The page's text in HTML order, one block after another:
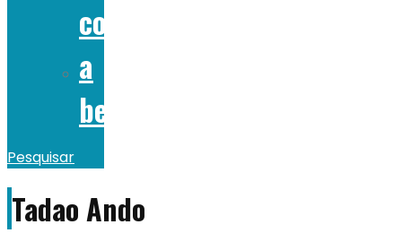
comer
a
beber
Pesquisar
Tadao Ando